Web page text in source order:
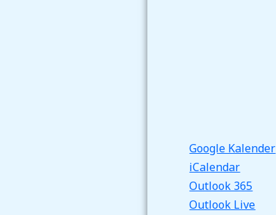
Google Kalender
iCalendar
Outlook 365
Outlook Live